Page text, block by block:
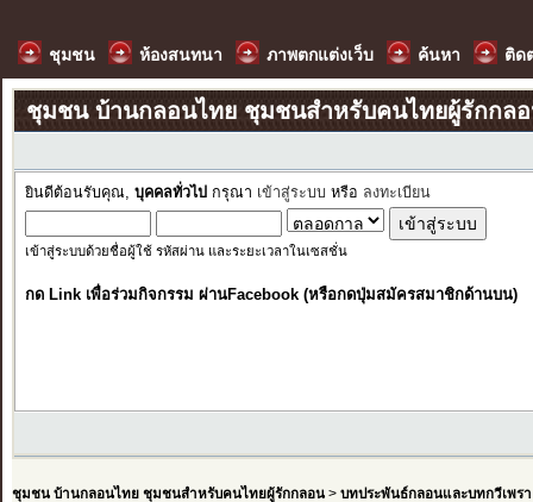
ชุมชน ห้องสนทนา ภาพตกแต่งเว็บ ค้นหา ติด
ชุมชน บ้านกลอนไทย ชุมชนสำหรับคนไทยผู้รักกล
ยินดีต้อนรับคุณ, บุคคลทั่วไป กรุณา เข้าสู่ระบบ หรือ ลงทะเบียน
เข้าสู่ระบบด้วยชื่อผู้ใช้ รหัสผ่าน และระยะเวลาในเซสชั่น
กด Link เพื่อร่วมกิจกรรม ผ่านFacebook (หรือกดปุ่มสมัครสมาชิกด้านบน)
ชุมชน บ้านกลอนไทย ชุมชนสำหรับคนไทยผู้รักกลอน> บทประพันธ์กลอนและบทกวีเพรา